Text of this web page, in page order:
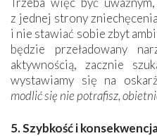
z jednej strony
i nie stawiać sobie zbyt
będzie przeładowany
aktywnością, zacznie
wystawiamy się na
modlić się nie potrafisz,
5. Szybkość i